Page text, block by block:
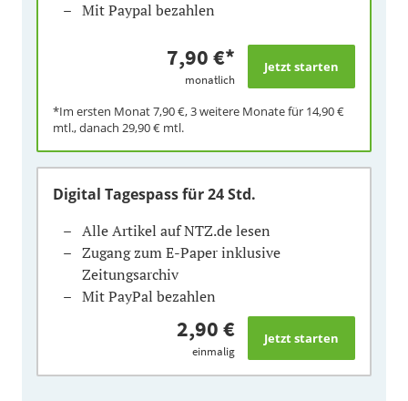
Mit Paypal bezahlen
7,90 €*
monatlich
*Im ersten Monat7,90 €, 3 weitere Monate für 14,90 €
mtl., danach 29,90 € mtl.
Digital Tagespassfür 24 Std.
Alle Artikel auf NTZ.de lesen
Zugang zum E-Paper inklusive
Zeitungsarchiv
Mit PayPal bezahlen
2,90 €
einmalig